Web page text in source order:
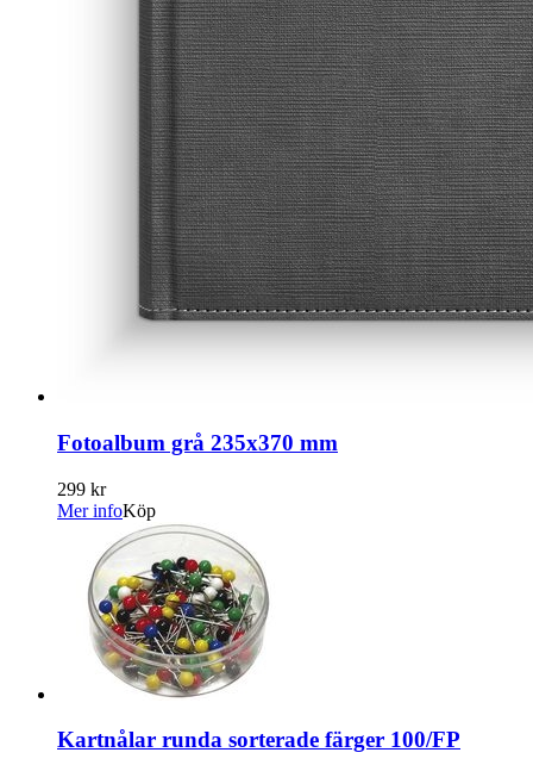
Fotoalbum grå 235x370 mm
299 kr
Mer infoKöp
Kartnålar runda sorterade färger 100/FP